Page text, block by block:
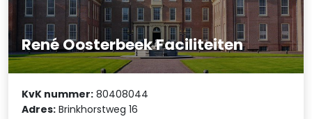
René Oosterbeek Faciliteiten
KvK nummer: 80408044
Adres: Brinkhorstweg 16